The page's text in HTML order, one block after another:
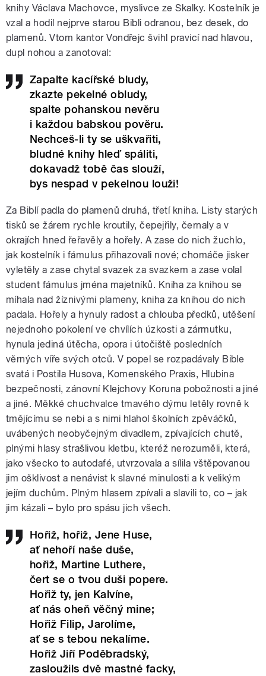
knihy Václava Machovce, myslivce ze Skalky. Kostelník je
vzal a hodil nejprve starou Bibli odranou, bez desek, do
plamenů. Vtom kantor Vondřejc švihl pravicí nad hlavou,
dupl nohou a zanotoval:
Zapalte kacířské bludy,
zkazte pekelné obludy,
spalte pohanskou nevěru
i každou babskou pověru.
Nechceš-li ty se uškvařiti,
bludné knihy hleď spáliti,
dokavadž tobě čas slouží,
bys nespad v pekelnou louži!
Za Biblí padla do plamenů druhá, třetí kniha. Listy starých
tisků se žárem rychle kroutily, čepejřily, černaly a v
okrajích hned řeřavěly a hořely. A zase do nich žuchlo,
jak kostelník i fámulus přihazovali nové; chomáče jisker
vyletěly a zase chytal svazek za svazkem a zase volal
student fámulus jména majetníků. Kniha za knihou se
míhala nad žíznivými plameny, kniha za knihou do nich
padala. Hořely a hynuly radost a chlouba předků, utěšení
nejednoho pokolení ve chvílích úzkosti a zármutku,
hynula jediná útěcha, opora i útočiště posledních
věrných víře svých otců. V popel se rozpadávaly Bible
svatá i Postila Husova, Komenského Praxis, Hlubina
bezpečnosti, zánovní Klejchovy Koruna pobožnosti a jiné
a jiné. Měkké chuchvalce tmavého dýmu letěly rovně k
tmějícímu se nebi a s nimi hlahol školních zpěváčků,
uvábených neobyčejným divadlem, zpívajících chutě,
plnými hlasy strašlivou kletbu, kteréž nerozuměli, která,
jako všecko to autodafé, utvrzovala a sílila vštěpovanou
jim ošklivost a nenávist k slavné minulosti a k velikým
jejím duchům. Plným hlasem zpívali a slavili to, co – jak
jim kázali – bylo pro spásu jich všech.
Hořiž, hořiž, Jene Huse,
ať nehoří naše duše,
hořiž, Martine Luthere,
čert se o tvou duši popere.
Hořiž ty, jen Kalvíne,
ať nás oheň věčný mine;
Hořiž Filip, Jarolíme,
ať se s tebou nekalíme.
Hořiž Jiří Poděbradský,
zasloužils dvě mastné facky,